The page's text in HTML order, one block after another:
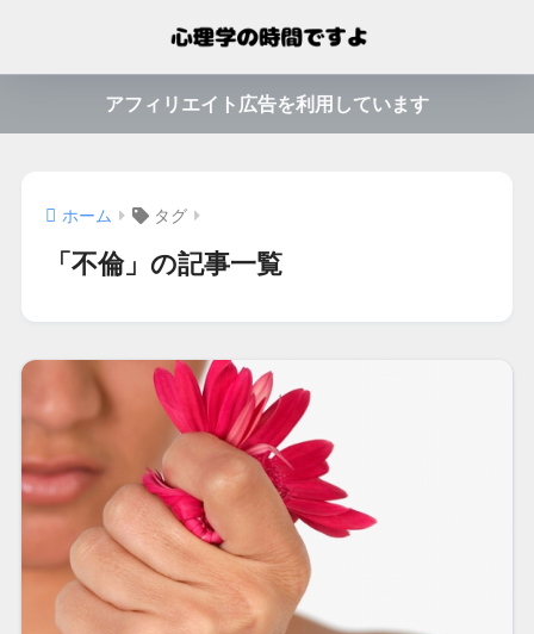
アフィリエイト広告を利用しています
ホーム タグ
「不倫」の記事一覧